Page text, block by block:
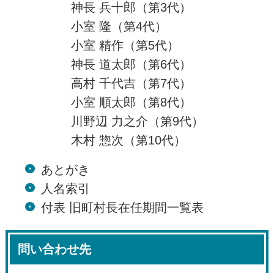
神長 兵十郎（第3代）
小室 隆（第4代）
小室 精作（第5代）
神長 道太郎（第6代）
高村 千代吉（第7代）
小室 順太郎（第8代）
川野辺 力之介（第9代）
木村 惣次（第10代）
あとがき
人名索引
付表 旧町村長在任期間一覧表
問い合わせ先